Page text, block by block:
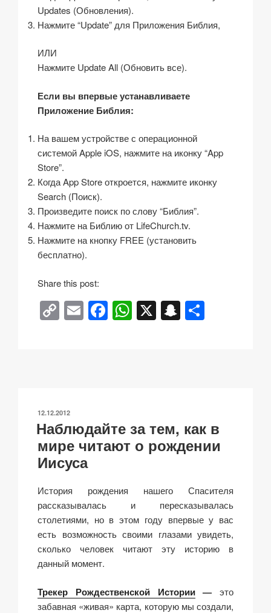
Updates (Обновления).
Нажмите “Update” для Приложения Библия,
ИЛИ
Нажмите Update All (Обновить все).
Если вы впервые устанавливаете
Приложение Библия:
На вашем устройстве с операционной
системой Apple iOS, нажмите на иконку “App
Store”.
Когда App Store откроется, нажмите иконку
Search (Поиск).
Произведите поиск по слову “Библия”.
Нажмите на Библию от LifeChurch.tv.
Нажмите на кнопку FREE (установить
бесплатно).
Share this post:
C
o
n
k
E
m
F
a
o
k
W
h
p
X S
n
at ть
ОПУБЛИКОВАНО
12.12.2012
Наблюдайте за тем, как в
мире читают о рождении
Иисуса
История рождения нашего Спасителя
рассказывалась и пересказывалась
столетиями, но в этом году впервые у вас
есть возможность своими глазами увидеть,
сколько человек читают эту историю в
данный момент.
Трекер Рождественской Истории— это
забавная «живая» карта, которую мы создали,